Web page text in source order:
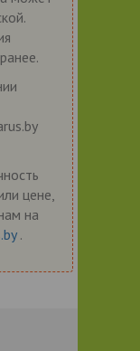
цене,
на
.